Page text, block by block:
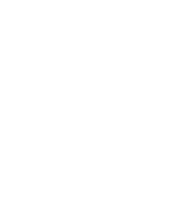
and... Off White